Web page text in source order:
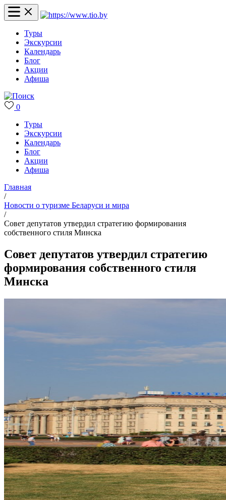
Туры
Экскурсии
Календарь
Блог
Акции
Афиша
0
Туры
Экскурсии
Календарь
Блог
Акции
Афиша
Главная
/
Новости о туризме Беларуси и мира
/
Совет депутатов утвердил стратегию формирования
собственного стиля Минска
Совет депутатов утвердил стратегию
формирования собственного стиля
Минска